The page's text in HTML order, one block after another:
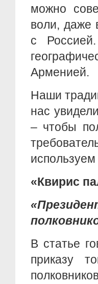
можно
воли, даже
с
Арменией.
Наши
нас
– чтобы
«Квирис
В статье
приказу